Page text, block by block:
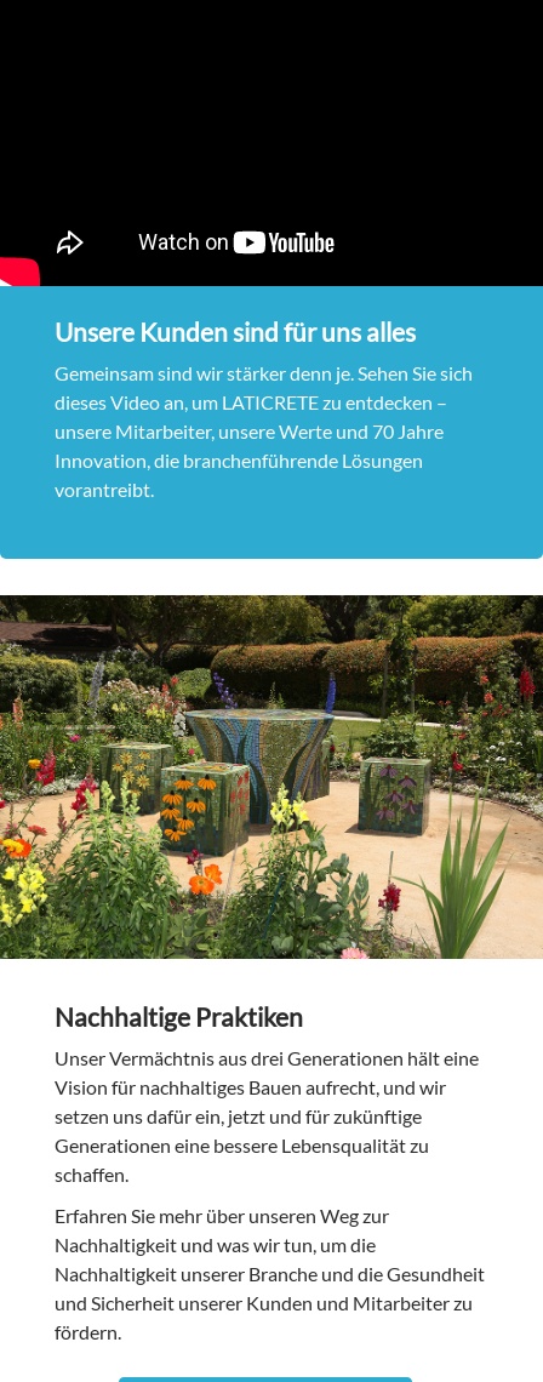
Unsere Kunden sind für uns alles
Gemeinsam sind wir stärker denn je. Sehen Sie sich
dieses Video an, um LATICRETE zu entdecken –
unsere Mitarbeiter, unsere Werte und 70 Jahre
Innovation, die branchenführende Lösungen
vorantreibt.
Nachhaltige Praktiken
Unser Vermächtnis aus drei Generationen hält eine
Vision für nachhaltiges Bauen aufrecht, und wir
setzen uns dafür ein, jetzt und für zukünftige
Generationen eine bessere Lebensqualität zu
schaffen.
Erfahren Sie mehr über unseren Weg zur
Nachhaltigkeit und was wir tun, um die
Nachhaltigkeit unserer Branche und die Gesundheit
und Sicherheit unserer Kunden und Mitarbeiter zu
fördern.